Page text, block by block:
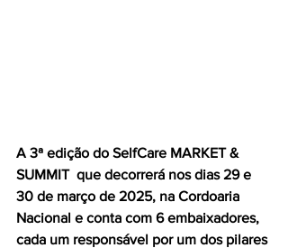
A 3ª edição do SelfCare MARKET &
SUMMIT  que decorrerá nos dias 29 e
30 de março de 2025, na Cordoaria
Nacional e conta com 6 embaixadores,
cada um responsável por um dos pilares